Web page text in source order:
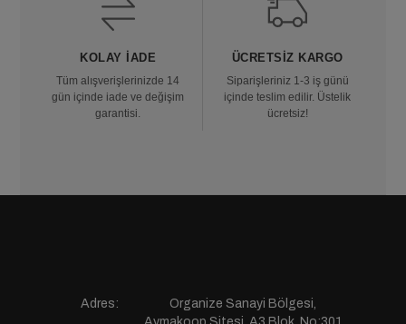
KOLAY İADE
Tüm alışverişlerinizde 14
gün içinde iade ve değişim
garantisi.
ÜCRETSIZ KARGO
Siparişleriniz 1-3 iş günü
içinde teslim edilir. Üstelik
ücretsiz!
Adres:
Organize Sanayi Bölgesi,